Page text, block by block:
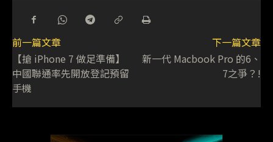
前一篇文章
【搶 iPhone 7 做足準備】
中國聯通率先開放登記預留
手機
下一篇文章
新一代 Macbook Pro 的6、
7之爭？!